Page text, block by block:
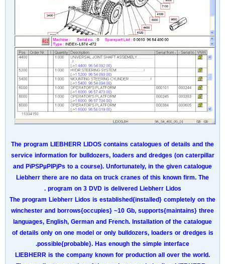
The program LIEBHERR LIDOS contains catalogues of details and the
service information for bulldozers, loaders and dredges (on caterpillar
and РїРЅРµРІРјРѕ to a course). Unfortunately, in the given catalogue
Liebherr there are no data on truck cranes of this known firm. The
program on 3 DVD is delivered Liebherr Lidos .
The program Liebherr Lidos is established{installed} completely on the
winchester and borrows{occupies} ~10 Gb, supports{maintains} three
languages, English, German and French. Installation of the catalogue
of details only on one model or only bulldozers, loaders or dredges is
possible{probable}. Has enough the simple interface.
LIEBHERR is the company known for production all over the world.